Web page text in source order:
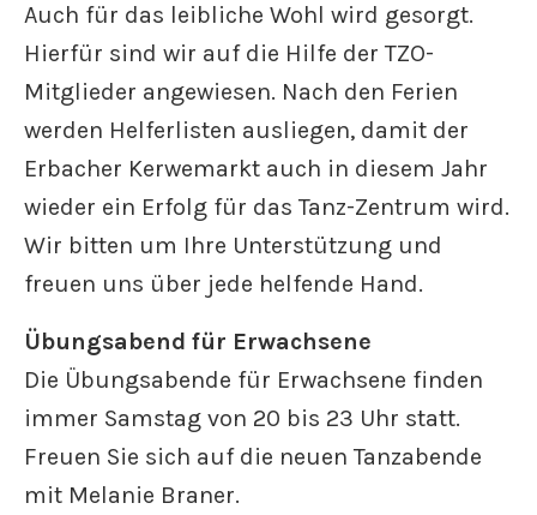
Auch für das leibliche Wohl wird gesorgt.
Hierfür sind wir auf die Hilfe der TZO-
Mitglieder angewiesen. Nach den Ferien
werden Helferlisten ausliegen, damit der
Erbacher Kerwemarkt auch in diesem Jahr
wieder ein Erfolg für das Tanz-Zentrum wird.
Wir bitten um Ihre Unterstützung und
freuen uns über jede helfende Hand.
Übungsabend für Erwachsene
Die Übungsabende für Erwachsene finden
immer Samstag von 20 bis 23 Uhr statt.
Freuen Sie sich auf die neuen Tanzabende
mit Melanie Braner.